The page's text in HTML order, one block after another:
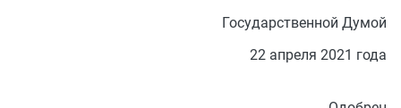
Государственной Думой
22 апреля 2021 года